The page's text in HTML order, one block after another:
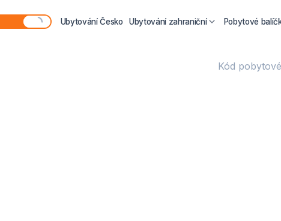
Ubytování Česko Ubytování zahraniční Pobytové
Kód